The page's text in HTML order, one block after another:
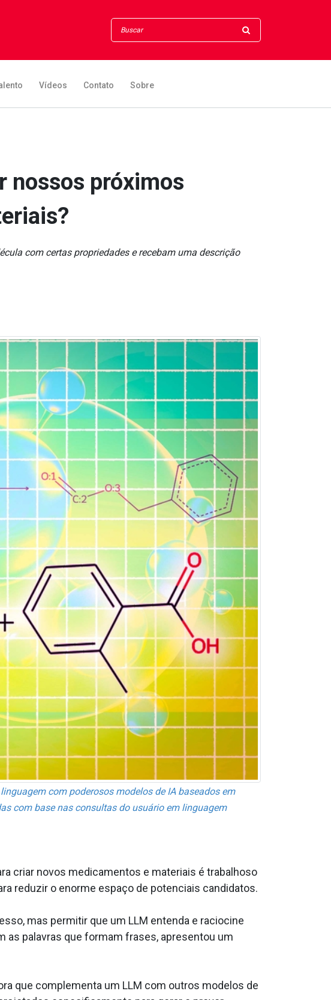
Vídeos Contato Sobre
nossos próximos
com certas propriedades e recebam uma descrição
com poderosos modelos de IA baseados em
com base nas consultas do usuário em linguagem
criar novos medicamentos e materiais é trabalhoso
reduzir o enorme espaço de potenciais candidatos.
mas permitir que um LLM entenda e raciocine
as palavras que formam frases, apresentou um
que complementa um LLM com outros modelos de